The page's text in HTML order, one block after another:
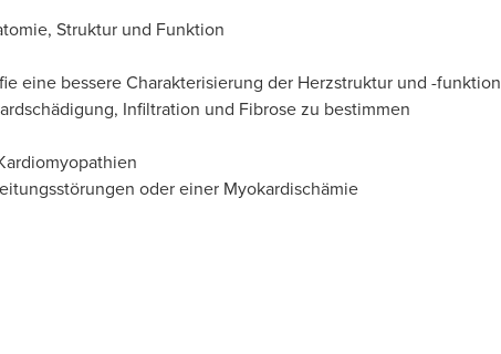
Struktur und Funktion
eine bessere Charakterisierung der Herzstruktur und -funktion
Infiltration und Fibrose zu bestimmen
oder einer Myokardischämie